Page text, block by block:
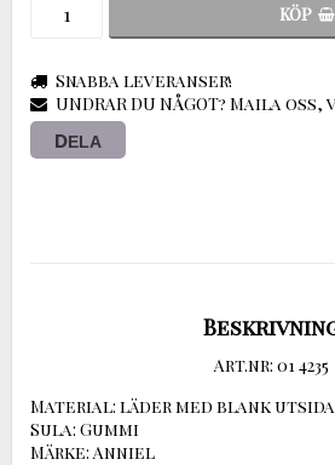
KÖP
Snabba leveranser!
UNDRAR DU NÅGOT? Maila
DELA
Art.nr: 01 4235
Material: läder med blank
Sula: Gummi
Märke: Anniel